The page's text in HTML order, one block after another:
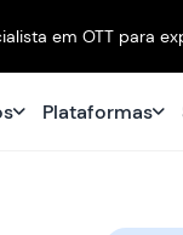
em OTT para
Plataformas